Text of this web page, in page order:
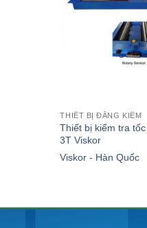
THIẾT BỊ ĐĂNG KIỂM
Thiết bị kiểm tra
3T Viskor
Viskor - Hàn Quốc